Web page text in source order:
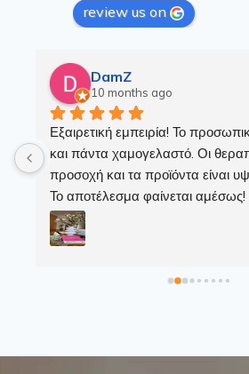
review us on
DamZ
10 months ago
Εξαιρετική εμπειρία! Το
και πάντα χαμογελαστό. Οι
προσοχή και τα προϊόντα είναι
Το αποτέλεσμα φαίνεται αμέσως!
ανανεωμένη, χαλαρή και με